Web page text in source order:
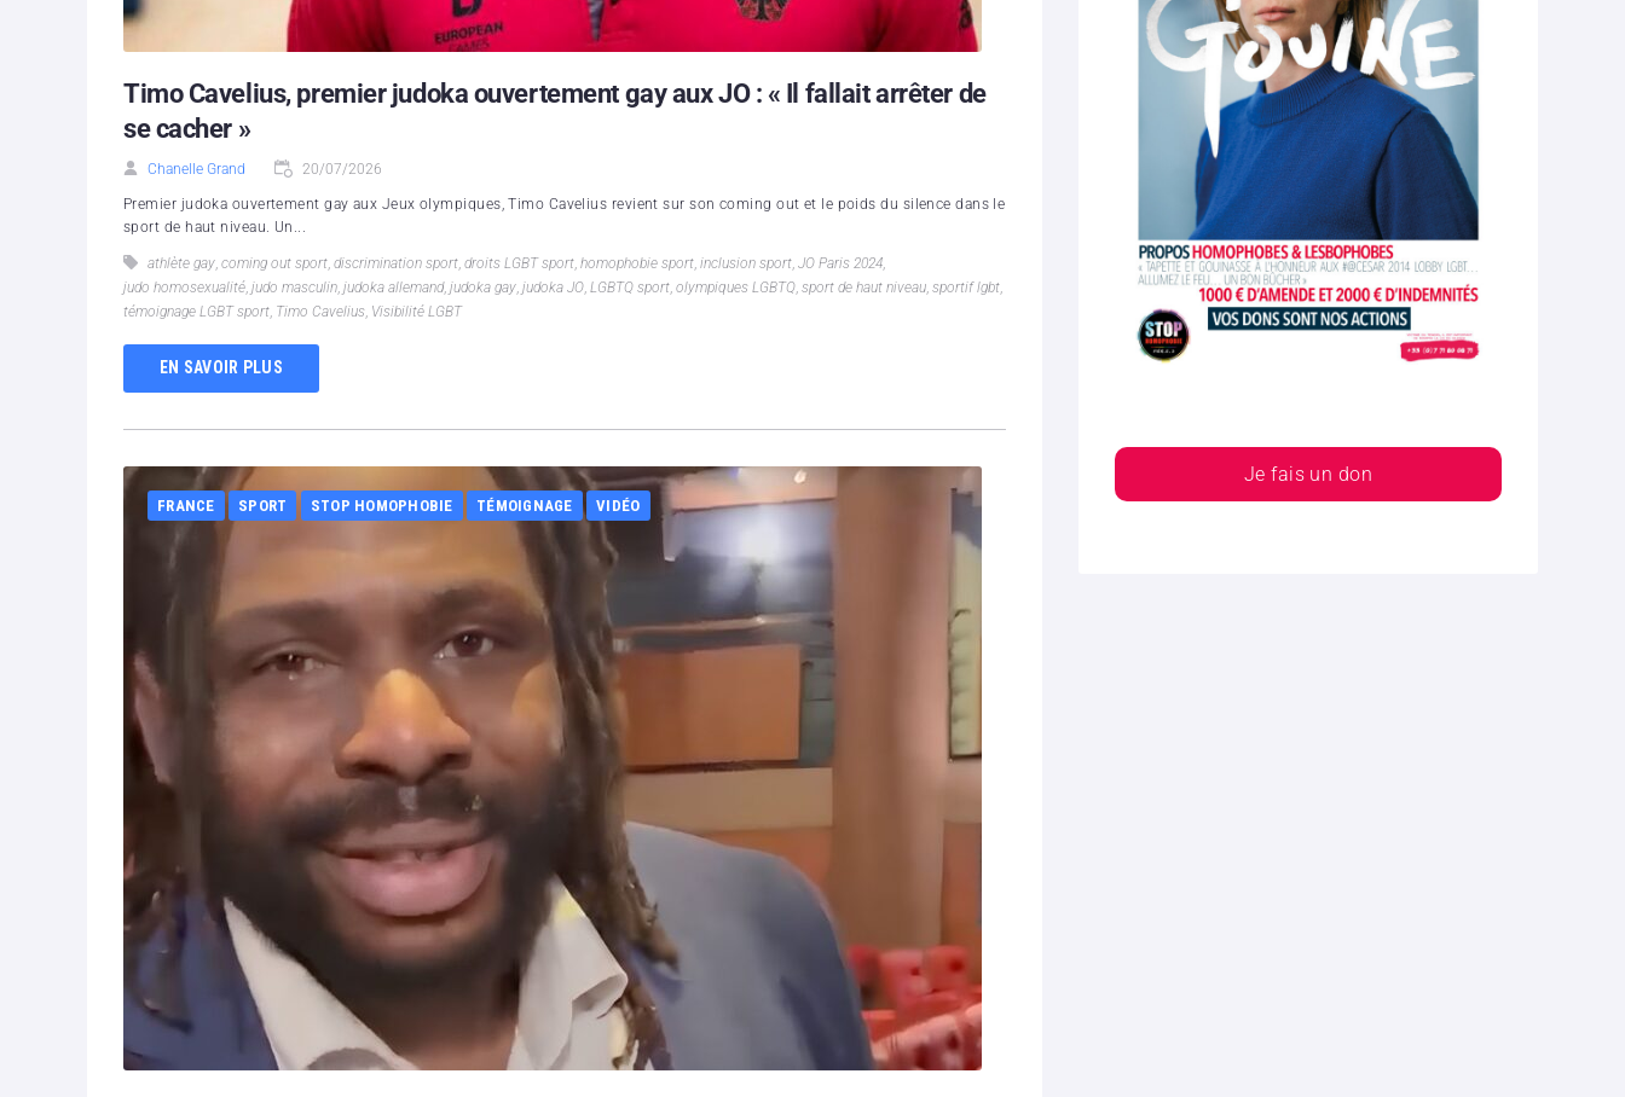
Timo Cavelius, premier judoka ouvertement gay aux JO : « Il fallait arrêter de
se cacher »
Chanelle Grand 20/07/2026
Premier judoka ouvertement gay aux Jeux olympiques, Timo Cavelius revient sur son coming out et le poids du silence dans le
sport de haut niveau. Un...
athlète gay, coming out sport, discrimination sport, droits LGBT sport, homophobie sport, inclusion sport, JO Paris 2024,
judo homosexualité, judo masculin, judoka allemand, judoka gay, judoka JO, LGBTQ sport, olympiques LGBTQ, sport de haut niveau, sportif lgbt,
témoignage LGBT sport, Timo Cavelius, Visibilité LGBT
EN SAVOIR PLUS
FRANCE SPORT STOP HOMOPHOBIE TÉMOIGNAGE VIDÉO
Je fais un don